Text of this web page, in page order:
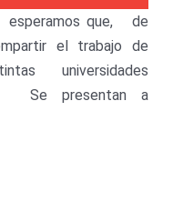
que, de
el trabajo de
universidades
Se presentan a